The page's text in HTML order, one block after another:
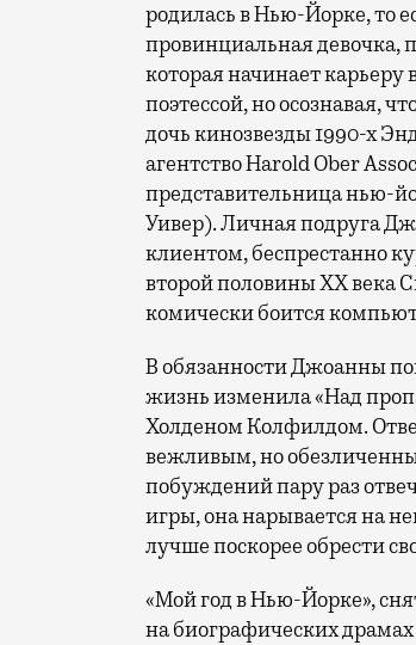
родилась в Нью-Йорке, то
провинциальная девочка,
которая начинает карьеру
поэтессой, но осознавая,
дочь кинозвезды 1990-х
агентство Harold Ober
представительница нью-
Уивер). Личная подруга
клиентом, беспрестанно
второй половины XX века
комически боится
В обязанности Джоанны
жизнь изменила «Над
Холденом Колфилдом.
вежливым, но
побуждений пару раз
игры, она нарывается на
лучше поскорее обрести
«Мой год в Нью-Йорке»,
на биографических